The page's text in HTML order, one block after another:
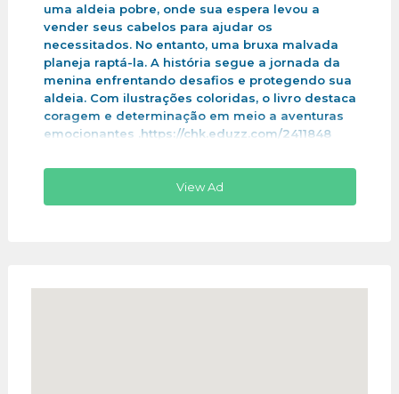
uma aldeia pobre, onde sua espera levou a
vender seus cabelos para ajudar os
necessitados. No entanto, uma bruxa malvada
planeja raptá-la. A história segue a jornada da
menina enfrentando desafios e protegendo sua
aldeia. Com ilustrações coloridas, o livro destaca
coragem e determinação em meio a aventuras
emocionantes .https://chk.eduzz.com/2411848
View Ad